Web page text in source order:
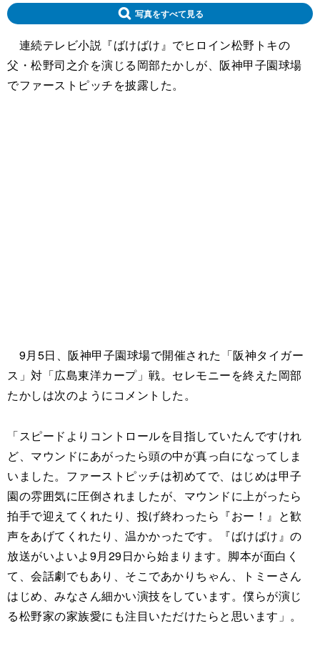
写真をすべて見る
連続テレビ小説『ばけばけ』でヒロイン松野トキの
父・松野司之介を演じる岡部たかしが、阪神甲子園球場
でファーストピッチを披露した。
9月5日、阪神甲子園球場で開催された「阪神タイガー
ス」対「広島東洋カープ」戦。セレモニーを終えた岡部
たかしは次のようにコメントした。
「スピードよりコントロールを目指していたんですけれ
ど、マウンドにあがったら頭の中が真っ白になってしま
いました。ファーストピッチは初めてで、はじめは甲子
園の雰囲気に圧倒されましたが、マウンドに上がったら
拍手で迎えてくれたり、投げ終わったら『おー！』と歓
声をあげてくれたり、温かかったです。『ばけばけ』の
放送がいよいよ9月29日から始まります。脚本が面白く
て、会話劇でもあり、そこであかりちゃん、トミーさん
はじめ、みなさん細かい演技をしています。僕らが演じ
る松野家の家族愛にも注目いただけたらと思います」。